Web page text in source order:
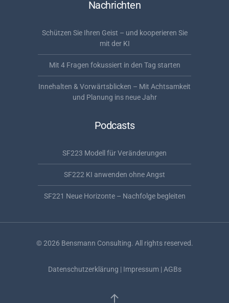
Nachrichten
Schützen Sie Ihren Geist – und kooperieren Sie
mit der KI
Mit 4 Fragen fokussiert in den Tag starten
Innehalten & Vorwärtsblicken – Mit Achtsamkeit
und Planung ins neue Jahr
Podcasts
SF223 Modell für Veränderungen
SF222 KI anwenden ohne Angst
SF221 Neue Horizonte – Nachfolge begleiten
©2026 Bensmann Consulting. All rights reserved.
Datenschutzerklärung | Impressum| AGBs